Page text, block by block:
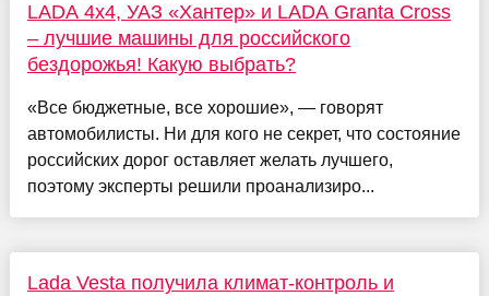
LADA 4x4, УАЗ «Хантер» и LADA Granta Cross
– лучшие машины для российского
бездорожья! Какую выбрать?
«Все бюджетные, все хорошие», — говорят
автомобилисты. Ни для кого не секрет, что состояние
российских дорог оставляет желать лучшего,
поэтому эксперты решили проанализиро...
Lada Vesta получила климат-контроль и